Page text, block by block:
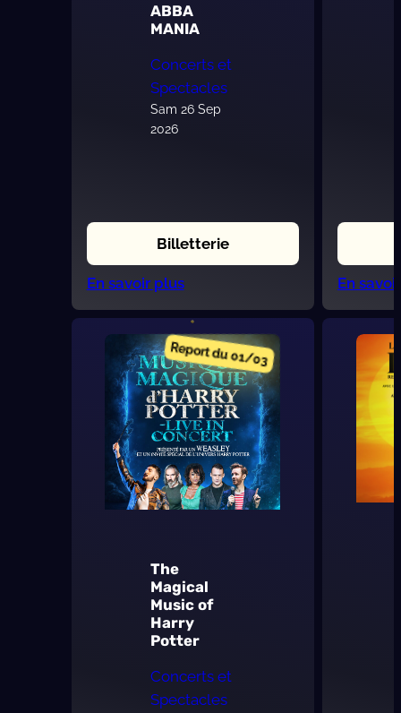
ABBA
MANIA
Concerts et
Spectacles
Sam 26 Sep
2026
Billetterie
En savoir plus:
MANIA
En
Report du 01/03
The
Magical
Music of
Harry
Potter
Concerts et
Spectacles